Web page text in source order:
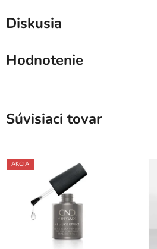
Diskusia
Hodnotenie
Súvisiaci tovar
AKCIA